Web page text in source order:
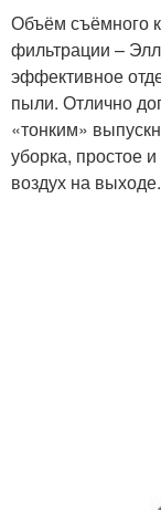
Объём съёмного
фильтрации –
эффективное
пыли. Отлично
«тонким»
уборка, простое
воздух на выходе.